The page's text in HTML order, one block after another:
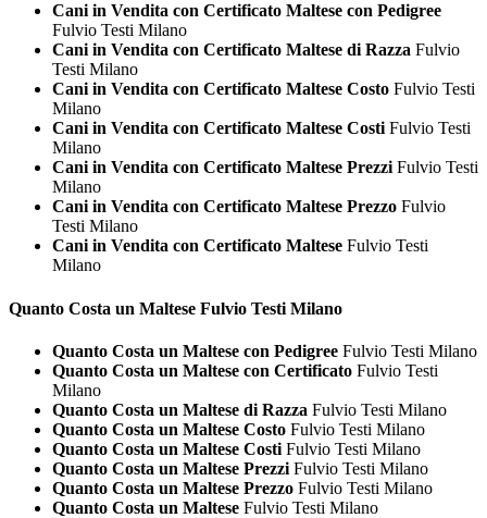
Cani in Vendita con Certificato Maltese con Pedigree
Fulvio Testi Milano
Cani in Vendita con Certificato Maltese di Razza Fulvio
Testi Milano
Cani in Vendita con Certificato Maltese Costo Fulvio Testi
Milano
Cani in Vendita con Certificato Maltese CostiFulvio Testi
Milano
Cani in Vendita con Certificato Maltese PrezziFulvio Testi
Milano
Cani in Vendita con Certificato Maltese Prezzo Fulvio
Testi Milano
Cani in Vendita con Certificato Maltese Fulvio Testi
Milano
Quanto Costa un Maltese Fulvio Testi Milano
Quanto Costa un Maltese con Pedigree Fulvio Testi Milano
Quanto Costa un Maltese con Certificato Fulvio Testi
Milano
Quanto Costa un Maltese di Razza Fulvio Testi Milano
Quanto Costa un Maltese Costo Fulvio Testi Milano
Quanto Costa un Maltese Costi Fulvio Testi Milano
Quanto Costa un Maltese Prezzi Fulvio Testi Milano
Quanto Costa un Maltese Prezzo Fulvio Testi Milano
Quanto Costa un Maltese Fulvio Testi Milano